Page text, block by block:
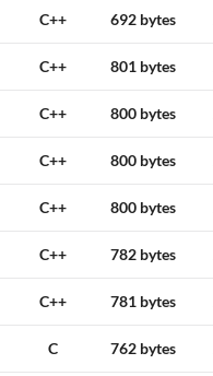
C++ 692 bytes
C++ 801 bytes
C++ 800 bytes
C++ 800 bytes
C++ 800 bytes
C++ 782 bytes
C++ 781 bytes
C 762 bytes